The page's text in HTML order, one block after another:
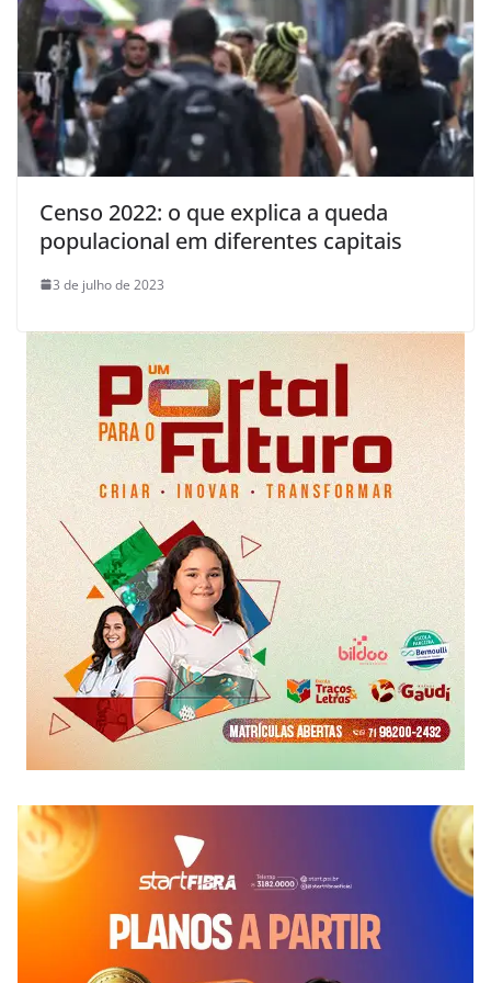
Censo 2022: o que explica a queda
populacional em diferentes capitais
3 de julho de 2023